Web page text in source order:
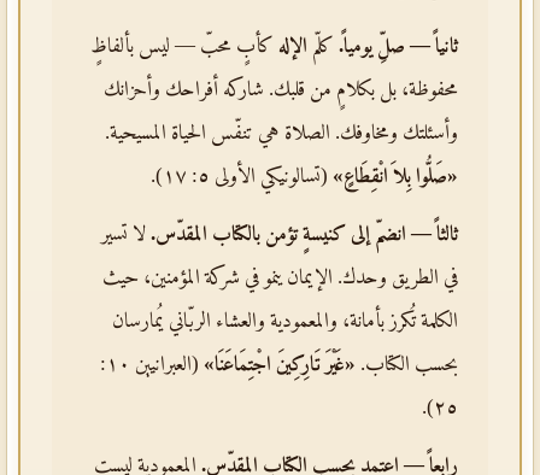
ثانياً — صلِّ يومياً. كلّم الإله كأبٍ محبّ — ليس بألفاظٍ
محفوظة، بل بكلامٍ من قلبك. شاركه أفراحك وأحزانك
وأسئلتك ومخاوفك. الصلاة هي تنفّس الحياة المسيحية.
«صَلُّوا بِلاَ انْقِطَاعٍ» (تسالونيكي الأولى ٥: ١٧).
ثالثاً — انضمّ إلى كنيسةٍ تؤمن بالكتاب المقدّس. لا تسير
في الطريق وحدك. الإيمان ينمو في شركة المؤمنين، حيث
الكلمة تُكرز بأمانة، والمعمودية والعشاء الربّاني يُمارسان
بحسب الكتاب. «غَيْرَ تَارِكِينَ اجْتِمَاعَنَا»
(العبرانيين ١٠:
٢٥).
رابعاً — اعتمد بحسب الكتاب المقدّس. المعمودية ليست